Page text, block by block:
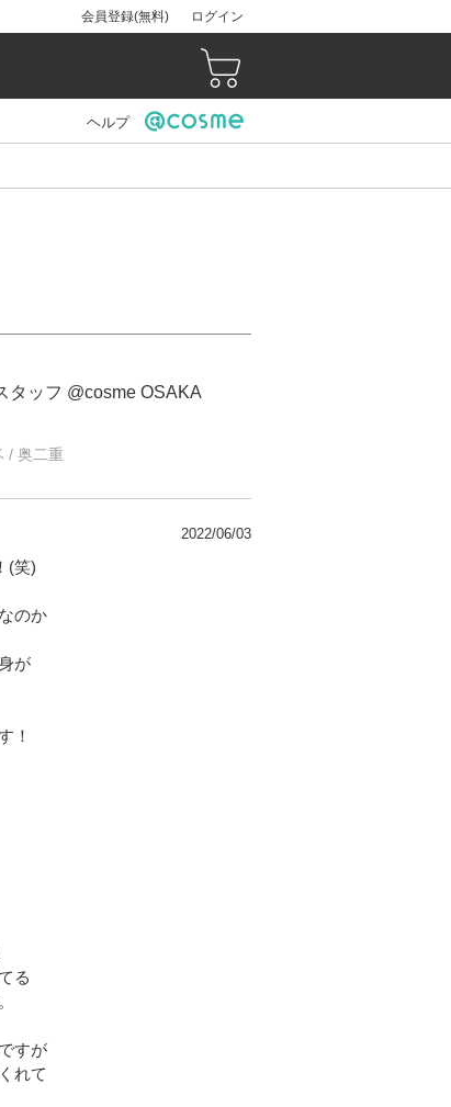
会員登録(無料) ログイン
ヘルプ
タッフ @cosme OSAKA
/ 奥二重
2022/06/03
(笑)
のか
が
！
る
すが
れて